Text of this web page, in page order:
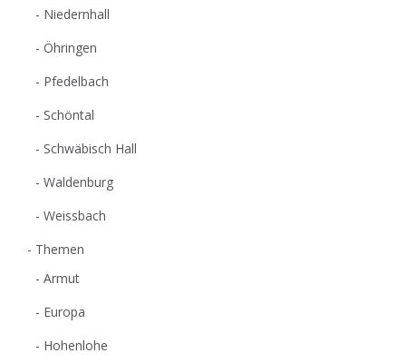
Niedernhall
Öhringen
Pfedelbach
Schöntal
Schwäbisch Hall
Waldenburg
Weissbach
Themen
Armut
Europa
Hohenlohe